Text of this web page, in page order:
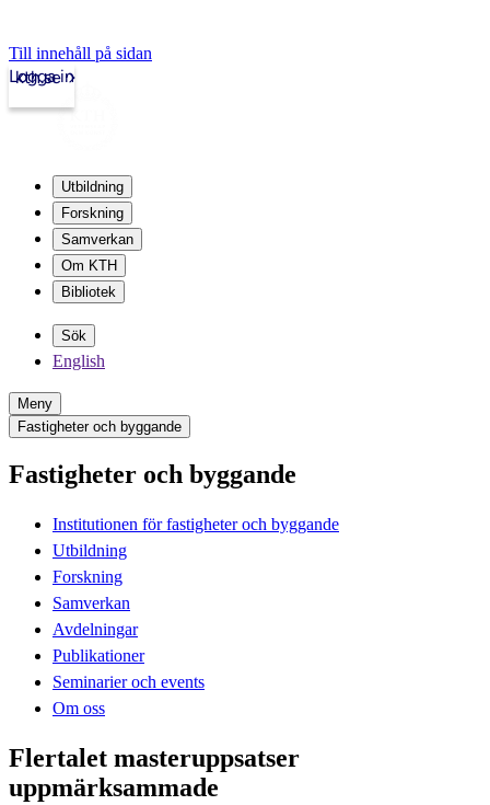
Till innehåll på sidan
kth.se
Logga in
Utbildning
Forskning
Samverkan
Om KTH
Bibliotek
Sök
English
Meny
Fastigheter och byggande
Fastigheter och byggande
Institutionen för fastigheter och byggande
Utbildning
Forskning
Samverkan
Avdelningar
Publikationer
Seminarier och events
Om oss
Flertalet masteruppsatser
uppmärksammade